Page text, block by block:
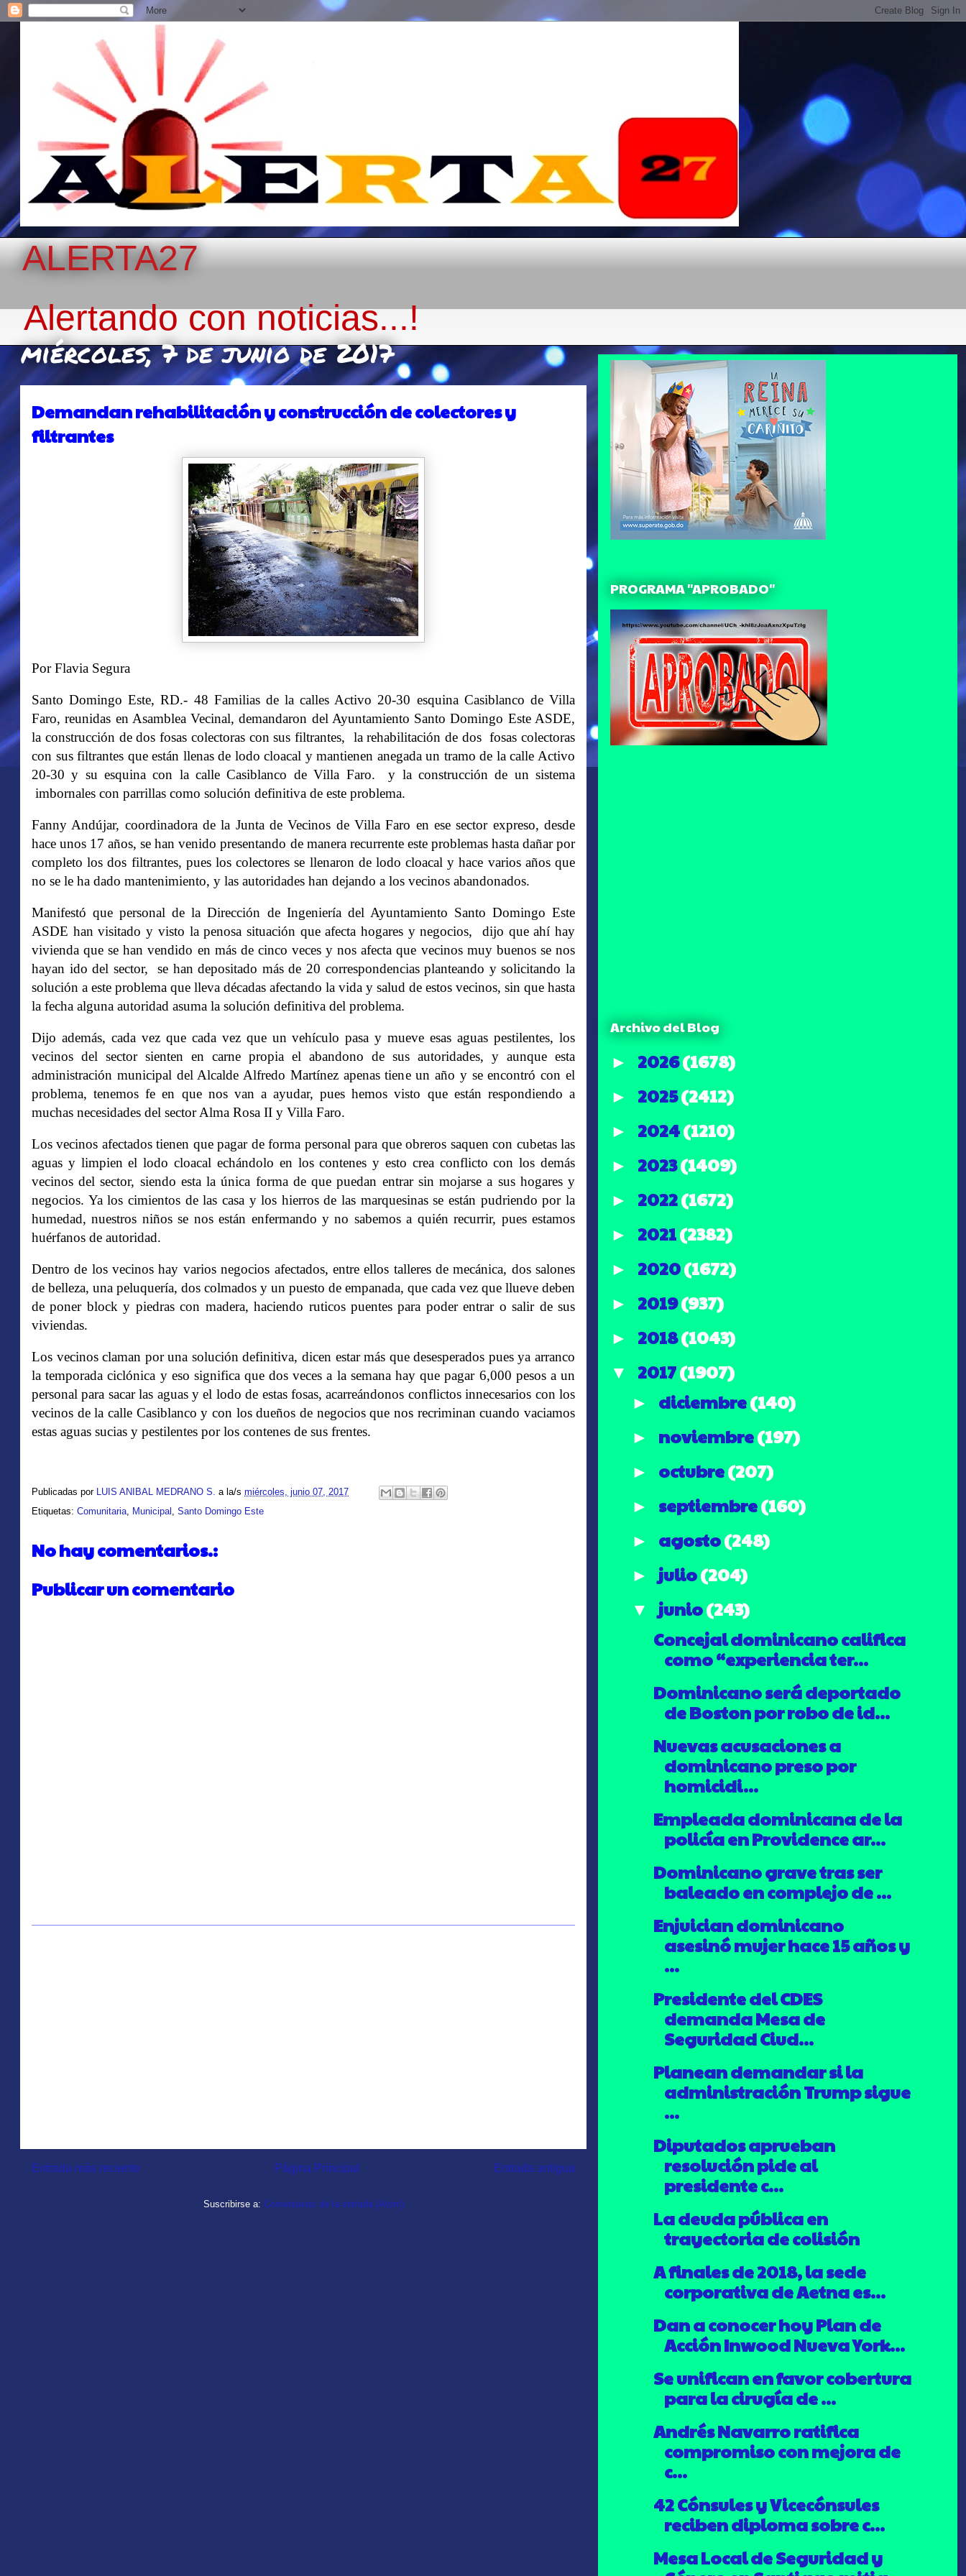
ALERTA27
Alertando con noticias...!
miércoles, 7 de junio de 2017
Demandan rehabilitación y construcción de colectores y
filtrantes
Por Flavia Segura
Santo Domingo Este, RD.- 48 Familias de la calles Activo 20-30 esquina Casiblanco de Villa
Faro, reunidas en Asamblea Vecinal, demandaron del Ayuntamiento Santo Domingo Este ASDE,
la construcción de dos fosas colectoras con sus filtrantes, la rehabilitación de dos fosas colectoras
con sus filtrantes que están llenas de lodo cloacal y mantienen anegada un tramo de la calle Activo
20-30 y su esquina con la calle Casiblanco de Villa Faro. y la construcción de un sistema
imbornales con parrillas como solución definitiva de este problema.
Fanny Andújar, coordinadora de la Junta de Vecinos de Villa Faro en ese sector expreso, desde
hace unos 17 años, se han venido presentando de manera recurrente este problemas hasta dañar por
completo los dos filtrantes, pues los colectores se llenaron de lodo cloacal y hace varios años que
no se le ha dado mantenimiento, y las autoridades han dejando a los vecinos abandonados.
Manifestó que personal de la Dirección de Ingeniería del Ayuntamiento Santo Domingo Este
ASDE han visitado y visto la penosa situación que afecta hogares y negocios, dijo que ahí hay
vivienda que se han vendido en más de cinco veces y nos afecta que vecinos muy buenos se nos
hayan ido del sector, se han depositado más de 20 correspondencias planteando y solicitando la
solución a este problema que lleva décadas afectando la vida y salud de estos vecinos, sin que hasta
la fecha alguna autoridad asuma la solución definitiva del problema.
Dijo además, cada vez que cada vez que un vehículo pasa y mueve esas aguas pestilentes, los
vecinos del sector sienten en carne propia el abandono de sus autoridades, y aunque esta
administración municipal del Alcalde Alfredo Martínez apenas tiene un año y se encontró con el
problema, tenemos fe en que nos van a ayudar, pues hemos visto que están respondiendo a
muchas necesidades del sector Alma Rosa II y Villa Faro.
Los vecinos afectados tienen que pagar de forma personal para que obreros saquen con cubetas las
aguas y limpien el lodo cloacal echándolo en los contenes y esto crea conflicto con los demás
vecinos del sector, siendo esta la única forma de que puedan entrar sin mojarse a sus hogares y
negocios. Ya los cimientos de las casa y los hierros de las marquesinas se están pudriendo por la
humedad, nuestros niños se nos están enfermando y no sabemos a quién recurrir, pues estamos
huérfanos de autoridad.
Dentro de los vecinos hay varios negocios afectados, entre ellos talleres de mecánica, dos salones
de belleza, una peluquería, dos colmados y un puesto de empanada, que cada vez que llueve deben
de poner block y piedras con madera, haciendo ruticos puentes para poder entrar o salir de sus
viviendas.
Los vecinos claman por una solución definitiva, dicen estar más que desesperados pues ya arranco
la temporada ciclónica y eso significa que dos veces a la semana hay que pagar 6,000 pesos a un
personal para sacar las aguas y el lodo de estas fosas, acarreándonos conflictos innecesarios con los
vecinos de la calle Casiblanco y con los dueños de negocios que nos recriminan cuando vaciamos
estas aguas sucias y pestilentes por los contenes de sus frentes.
Publicadas por LUIS ANIBAL MEDRANO S. a la/s miércoles, junio 07, 2017
Etiquetas: Comunitaria, Municipal , Santo Domingo Este
No hay comentarios.:
Publicar un comentario
Entrada más reciente Entrada antigua
Página Principal
Suscribirse a: Comentarios de la entrada (Atom)
PROGRAMA "APROBADO"
Archivo del Blog
► 2026(1678)
► 2025(2412)
► 2024(1210)
► 2023(1409)
► 2022(1672)
► 2021(2382)
► 2020(1672)
► 2019(937)
► 2018(1043)
▼ 2017(1907)
► diciembre(140)
► noviembre(197)
► octubre(207)
► septiembre(160)
► agosto(248)
► julio(204)
▼ junio(243)
Concejal dominicano califica
como “experiencia ter...
Dominicano será deportado
de Boston por robo de id...
Nuevas acusaciones a
dominicano preso por
homicidi...
Empleada dominicana de la
policía en Providence ar...
Dominicano grave tras ser
baleado en complejo de ...
Enjuician dominicano
asesinó mujer hace 15 años y
...
Presidente del CDES
demanda Mesa de
Seguridad Ciud...
Planean demandar si la
administración Trump sigue
...
Diputados aprueban
resolución pide al
presidente c...
La deuda pública en
trayectoria de colisión
A finales de 2018, la sede
corporativa de Aetna es...
Dan a conocer hoy Plan de
Acción Inwood Nueva York...
Se unifican en favor cobertura
para la cirugía de ...
Andrés Navarro ratifica
compromiso con mejora de
c...
42 Cónsules y Vicecónsules
reciben diploma sobre c...
Mesa Local de Seguridad y